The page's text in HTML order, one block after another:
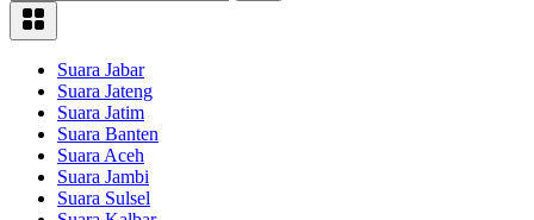
Suara Jabar
Suara Jateng
Suara Jatim
Suara Banten
Suara Aceh
Suara Jambi
Suara Sulsel